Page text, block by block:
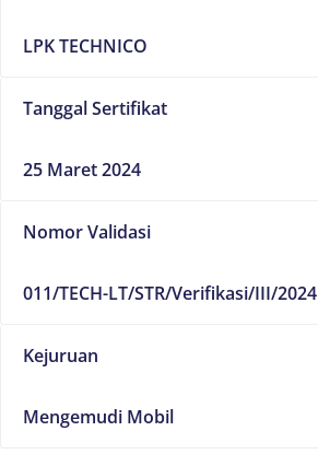
LPK TECHNICO
Tanggal Sertifikat
25 Maret 2024
Nomor Validasi
011/TECH-LT/STR/Verifikasi/III/2024
Kejuruan
Mengemudi Mobil